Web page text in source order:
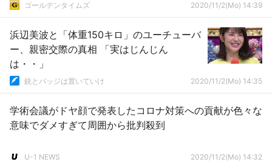
ゴールデンタイムズ 2020/11/2(Mo) 14:39
浜辺美波と「体重150キロ」のユーチューバ
ー、親密交際の真相 「実はじんじん
は・・」
銃とバッジは置いていけ 2020/11/2(Mo) 14:35
学術会議がドヤ顔で発表したコロナ対策への貢献が色々な
意味でダメすぎて周囲から批判殺到
U-1 NEWS 2020/11/2(Mo) 14:32